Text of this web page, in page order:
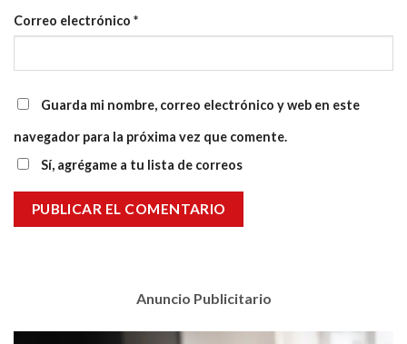
Correo electrónico *
Guarda mi nombre, correo electrónico y web en este
navegador para la próxima vez que comente.
Sí, agrégame a tu lista de correos
Anuncio Publicitario